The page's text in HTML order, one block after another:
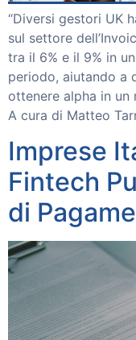
“Diversi gestori UK
sul settore
tra il 6% e il 9% in
periodo, aiutando a
ottenere alpha in
A cura di Matteo
Imprese
Fintech
di